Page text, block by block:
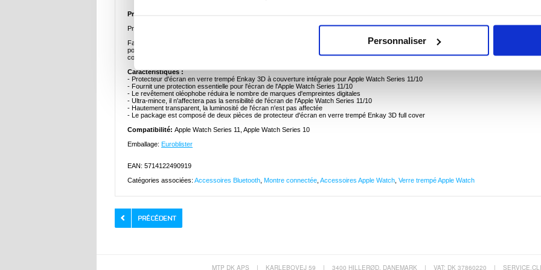
Personnaliser
Protecteur d'Écran en Verre Trempé Enkay 3D Full Cover pour Apple Watch Series 11, Apple Watch Series 10 - 2 Pièces
Protégez l'écran de votre Apple Watch Series 11/10 à l'aide de ce protecteur d'écran en verre trempé Enkay 3D full cover.
Fabriqué en verre acrylique (PMMA) avec des bords en plastique souple, il protégera l'écran de votre Apple Watch Series 11/10 de la
poussière, de la saleté, des rayures et des impacts. Mince et très transparent, le protecteur d'écran en verre trempé Enkay 3D à couverture
complète n'affectera pas la luminosité et la sensibilité de l'écran.
Caractéristiques :
- Protecteur d'écran en verre trempé Enkay 3D à couverture intégrale pour Apple Watch Series 11/10
- Fournit une protection essentielle pour l'écran de l'Apple Watch Series 11/10
- Le revêtement oléophobe réduira le nombre de marques d'empreintes digitales
- Ultra-mince, il n'affectera pas la sensibilité de l'écran de l'Apple Watch Series 11/10
- Hautement transparent, la luminosité de l'écran n'est pas affectée
- Le package est composé de deux pièces de protecteur d'écran en verre trempé Enkay 3D full cover
Compatibilité: Apple Watch Series 11, Apple Watch Series 10
Emballage: Euroblister
EAN: 5714122490919
Catégories associées: Accessoires Bluetooth Montre connectée Accessoires Apple Watch Verre trempé Apple Watch
MTP DK APS | KARLEBOVEJ 59 | 3400 HILLERØD, DANEMARK | VAT: DK 37860220 |